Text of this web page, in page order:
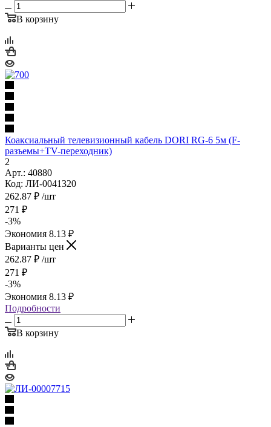
В корзину
Коаксиальный телевизионный кабель DORI RG-6 5м (F-
разъемы+TV-переходник)
2
Арт.: 40880
Код: ЛИ-0041320
262.87 ₽ /шт
271 ₽
-3%
Экономия 8.13 ₽
Варианты цен
262.87 ₽ /шт
271 ₽
-3%
Экономия 8.13 ₽
Подробности
В корзину